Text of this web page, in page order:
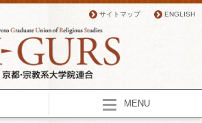
サイトマップ ENGLISH
MENU